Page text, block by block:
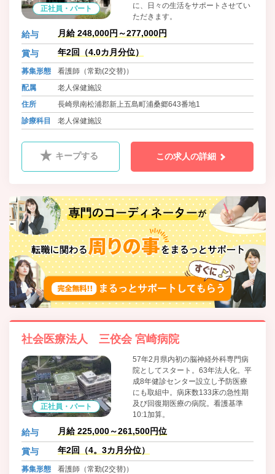
正社員・パート
に、日々の生活をサポートさせてい
ただきます。
給与 月給 248,000円～277,000円
賞与 年2回（4.0カ月分位）
募集形態
看護師（常勤(2交替)）
配属
老人保健施設
住所
長崎県南松浦郡新上五島町浦桑郷643番地1
診療科目
老人保健施設
キープする この求人の詳細
社会医療法人 三佼会 宮崎病院
正社員・パート
57年2月県内初の脳神経外科専門病
院としてスタート。63年法人化。平
成8年健診センター設立し予防医療
にも取組中。病床数133床の急性期
及び回復期医療の病院。看護基準
10:1加算。
給与 月給 225,000～261,500円位
賞与 年2回（4。3カ月分位）
募集形態
看護師（常勤(2交替)）